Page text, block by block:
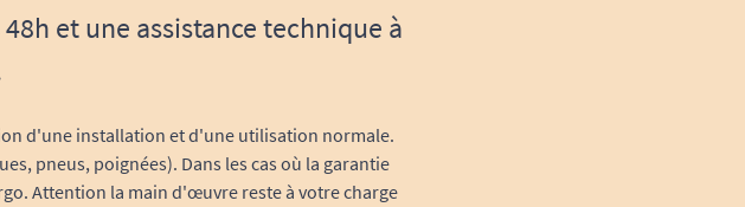
et une assistance technique à
d'une installation et d'une utilisation normale.
pneus, poignées). Dans les cas où la garantie
Attention la main d'œuvre reste à votre charge